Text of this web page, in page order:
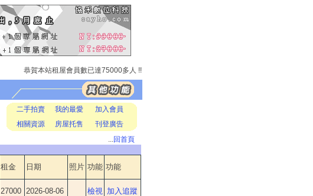
恭賀本站租屋會員數已達75000多人 !! 租屋資訊以經累計超過 150000多筆!! 本站矢志
二手拍賣 我的最愛
加入會員
相關資源
房屋托售
刊登廣告
...回首頁
租金 日期 照片 功能 功能
27000 2026-08-06 檢視 加入追蹤